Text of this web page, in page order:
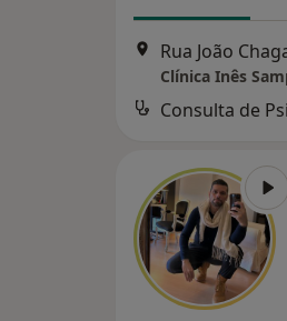
Rua João
Clínica Inês
Consulta de